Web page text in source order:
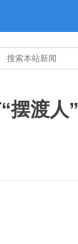
摆渡人”